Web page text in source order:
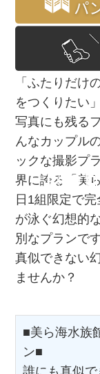
「ふたりだけ
をつくりたい
写真にも残る
んなカップル
ックな撮影プ
界に誇る「美
日1組限定で
が泳ぐ幻想的
別なプランで
真似できない
ませんか？
■美ら海水族
ン■
誰にも真似